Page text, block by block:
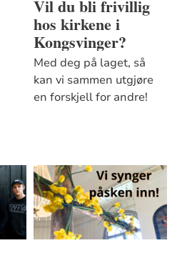
Vil du bli frivillig
hos kirkene i
Kongsvinger?
Med deg på laget, så
kan vi sammen utgjøre
en forskjell for andre!